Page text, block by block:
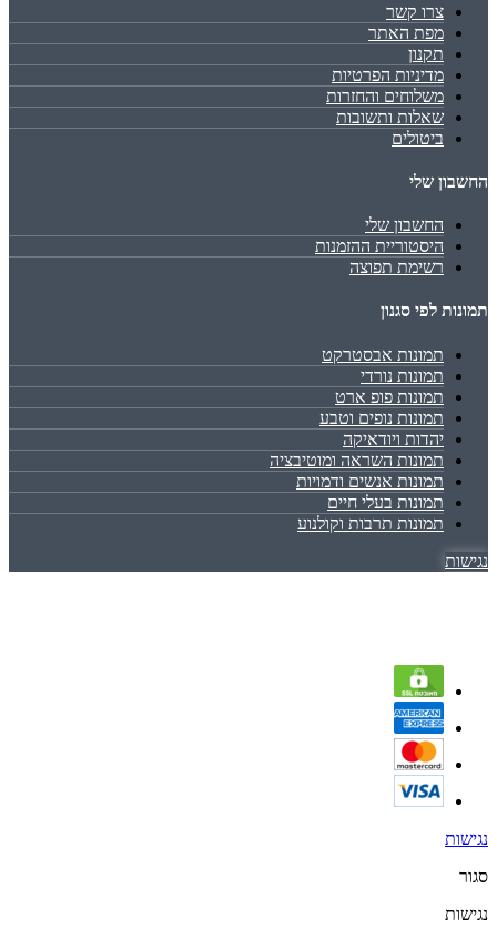
צרו קשר
מפת האתר
תקנון
מדיניות הפרטיות
משלוחים והחזרות
שאלות ותשובות
ביטולים
החשבון שלי
החשבון שלי
היסטוריית ההזמנות
רשימת תפוצה
תמונות לפי סגנון
תמונות אבסטרקט
תמונות נורדי
תמונות פופ ארט
תמונות נופים וטבע
יהדות ויודאיקה
תמונות השראה ומוטיבציה
תמונות אנשים ודמויות
תמונות בעלי חיים
תמונות תרבות וקולנוע
נגישות
נגישות
סגור
נגישות